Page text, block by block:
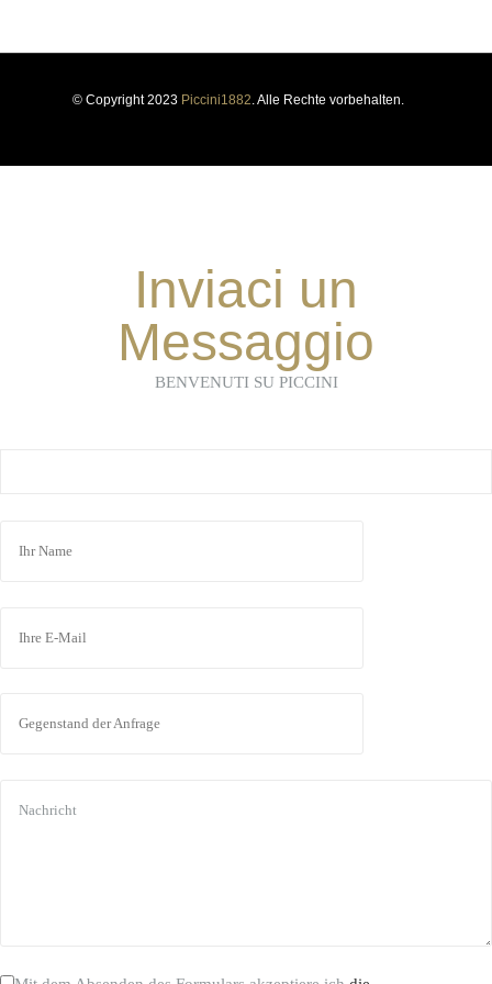
© Copyright 2023 Piccini1882. Alle Rechte vorbehalten.
Inviaci un
Messaggio
BENVENUTI SU PICCINI